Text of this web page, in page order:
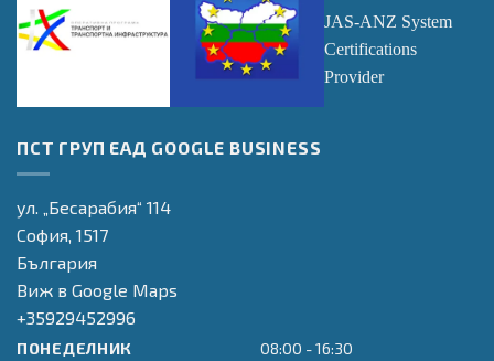
програма
"Транспорт и
инфраструктура"
програма
ПСТ ГРУП ЕАД GOOGLE BUSINESS
ул. „Бесарабия“ 114
София, 1517
България
Виж в Google Maps
+35929452996
ПОНЕДЕЛНИК
08:00 - 16:30